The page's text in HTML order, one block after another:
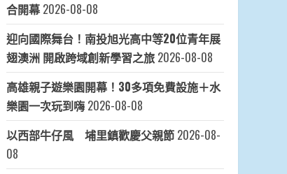
合開幕 2026-08-08
迎向國際舞台！南投旭光高中等20位青年展
翅澳洲 開啟跨域創新學習之旅 2026-08-08
高雄親子遊樂園開幕！30多項免費設施＋水
樂園一次玩到嗨 2026-08-08
以西部牛仔風 埔里鎮歡慶父親節 2026-08-
08